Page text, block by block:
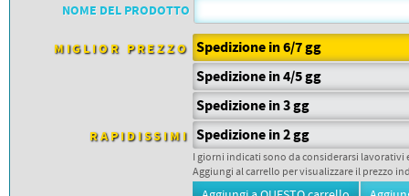
DORSALI TARGHE
NOME DEL PRODOTTO
MIGLIOR PREZZO Spedizione in 6/7 gg
Spedizione in 4/5 gg
Spedizione in 3 gg
RAPIDISSIMI Spedizione in 2 gg
I giorni indicati sono da considerarsi
Aggiungi al carrello per visualizzare il prezzo